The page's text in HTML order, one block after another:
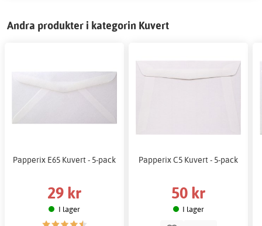
Andra produkter i kategorin Kuvert
Papperix E65 Kuvert - 5-pack
29 kr
I lager
Papperix C5 Kuvert - 5-pack
50 kr
I lager